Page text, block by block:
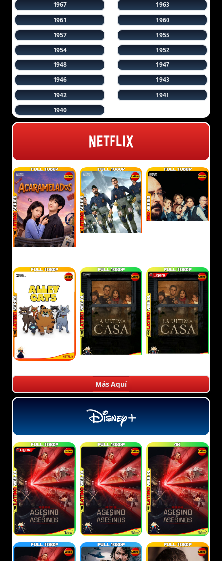
1967
1963
1961
1960
1957
1955
1954
1952
1948
1947
1946
1943
1942
1941
1940
Más Aquí